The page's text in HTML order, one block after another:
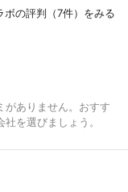
ボの評判（7件）をみる
がありません。おすす
を選びましょう。